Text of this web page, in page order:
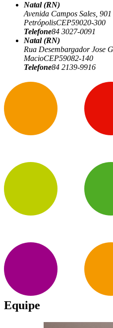
Natal (RN)
Avenida Campos Sales,
PetrópolisCEP59020-300
Telefone84 3027-0091
Natal (RN)
Rua Desembargador Jose
MacioCEP59082-140
Telefone84 2139-9916
Equipe